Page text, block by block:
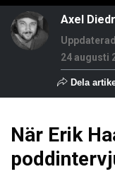
Axel
24 augusti
Dela
När Erik